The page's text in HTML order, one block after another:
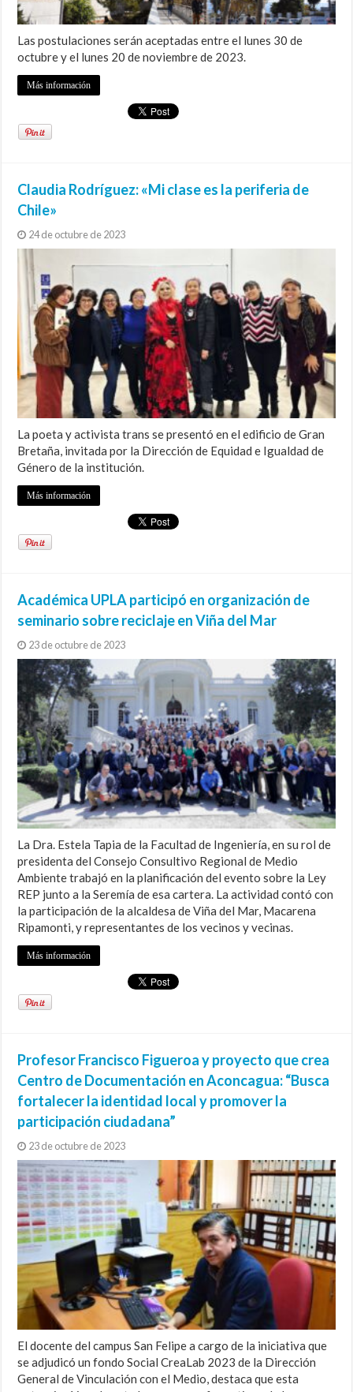
Las postulaciones serán aceptadas entre el lunes 30 de
octubre y el lunes 20 de noviembre de 2023.
Más información
Claudia Rodríguez: «Mi clase es la periferia de
Chile»
24 de octubre de 2023
La poeta y activista trans se presentó en el edificio de Gran
Bretaña, invitada por la Dirección de Equidad e Igualdad de
Género de la institución.
Más información
Académica UPLA participó en organización de
seminario sobre reciclaje en Viña del Mar
23 de octubre de 2023
La Dra. Estela Tapia de la Facultad de Ingeniería, en su rol de
presidenta del Consejo Consultivo Regional de Medio
Ambiente trabajó en la planificación del evento sobre la Ley
REP junto a la Seremía de esa cartera. La actividad contó con
la participación de la alcaldesa de Viña del Mar, Macarena
Ripamonti, y representantes de los vecinos y vecinas.
Más información
Profesor Francisco Figueroa y proyecto que crea
Centro de Documentación en Aconcagua: “Busca
fortalecer la identidad local y promover la
participación ciudadana”
23 de octubre de 2023
El docente del campus San Felipe a cargo de la iniciativa que
se adjudicó un fondo Social CreaLab 2023 de la Dirección
General de Vinculación con el Medio, destaca que esta